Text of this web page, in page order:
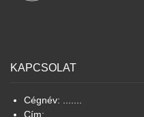
KAPCSOLAT
Cégnév: .......
Cím: ...........